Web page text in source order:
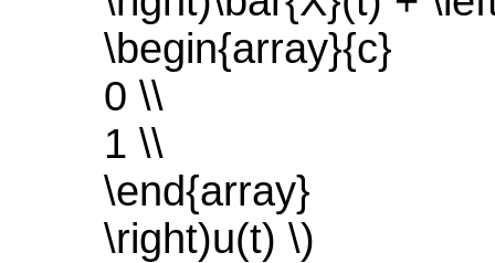
\begin{array}{c}
0 \\
1 \\
\end{array}
\right)u(t) \)